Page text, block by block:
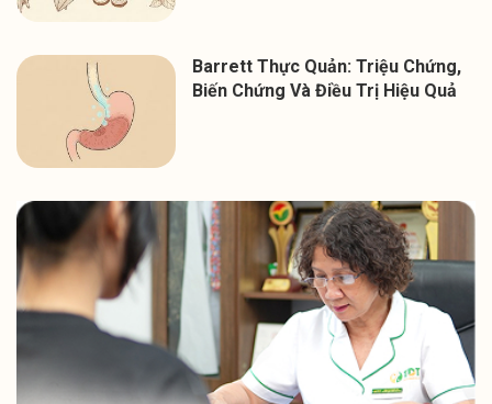
Barrett Thực Quản: Triệu Chứng,
Biến Chứng Và Điều Trị Hiệu Quả